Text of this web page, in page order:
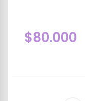
$80.000